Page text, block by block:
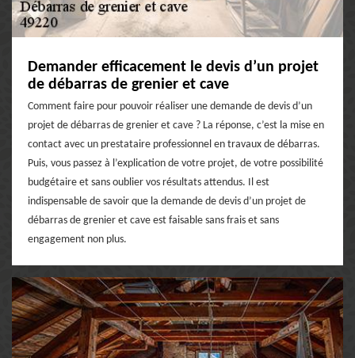
Demander efficacement le devis d’un projet
de débarras de grenier et cave
Comment faire pour pouvoir réaliser une demande de devis d’un
projet de débarras de grenier et cave ? La réponse, c’est la mise en
contact avec un prestataire professionnel en travaux de débarras.
Puis, vous passez à l’explication de votre projet, de votre possibilité
budgétaire et sans oublier vos résultats attendus. Il est
indispensable de savoir que la demande de devis d’un projet de
débarras de grenier et cave est faisable sans frais et sans
engagement non plus.